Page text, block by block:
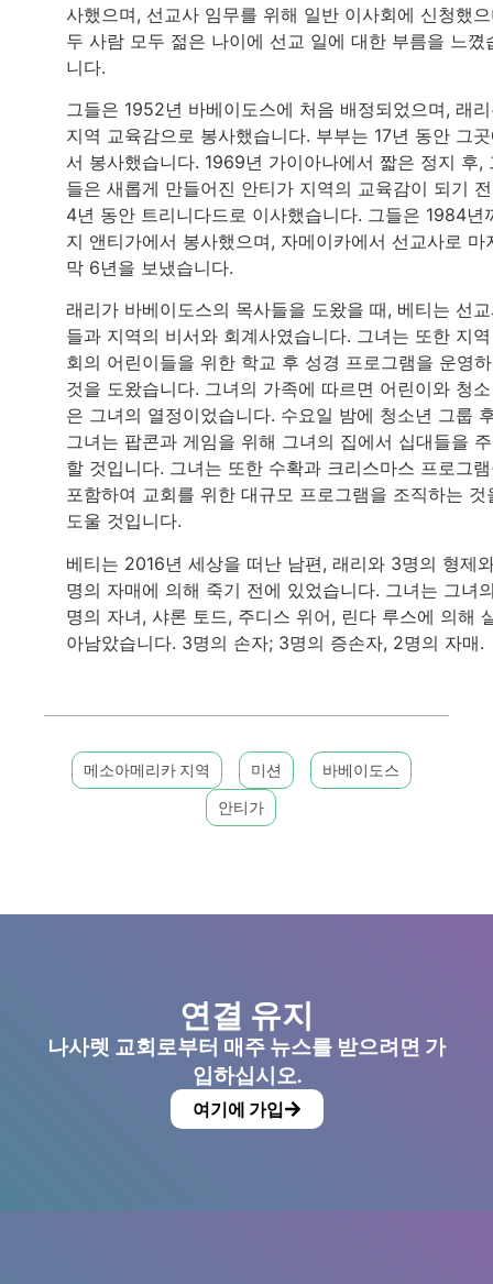
사했으며, 선교사 임무를 위해 일반 이사회에 신청했
두 사람 모두 젊은 나이에 선교 일에 대한 부름을 느꼈
니다.
그들은 1952년 바베이도스에 처음 배정되었으며, 래
지역 교육감으로 봉사했습니다. 부부는 17년 동안 그
서 봉사했습니다. 1969년 가이아나에서 짧은 정지 후,
들은 새롭게 만들어진 안티가 지역의 교육감이 되기
4년 동안 트리니다드로 이사했습니다. 그들은 1984년
지 앤티가에서 봉사했으며, 자메이카에서 선교사로 마
막 6년을 보냈습니다.
래리가 바베이도스의 목사들을 도왔을 때, 베티는 선
들과 지역의 비서와 회계사였습니다. 그녀는 또한 지
회의 어린이들을 위한 학교 후 성경 프로그램을 운영
것을 도왔습니다. 그녀의 가족에 따르면 어린이와 청
은 그녀의 열정이었습니다. 수요일 밤에 청소년 그룹
그녀는 팝콘과 게임을 위해 그녀의 집에서 십대들을
할 것입니다. 그녀는 또한 수확과 크리스마스 프로그
포함하여 교회를 위한 대규모 프로그램을 조직하는 것
도울 것입니다.
베티는 2016년 세상을 떠난 남편, 래리와 3명의 형제
명의 자매에 의해 죽기 전에 있었습니다. 그녀는 그녀
명의 자녀, 샤론 토드, 주디스 위어, 린다 루스에 의해
아남았습니다. 3명의 손자; 3명의 증손자, 2명의 자매.
메소아메리카 지역 미션
바베이도스
안티가
연결 유지
나사렛 교회로부터 매주 뉴스를 받으려면 가
입하십시오.
여기에 가입